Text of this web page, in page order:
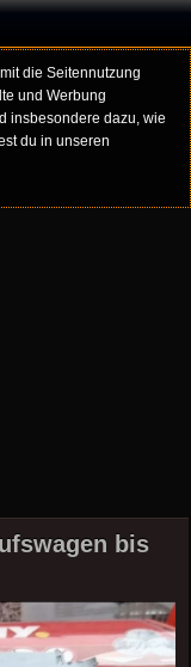
die Seitennutzung
und Werbung
insbesondere dazu, wie
du in unseren
bis